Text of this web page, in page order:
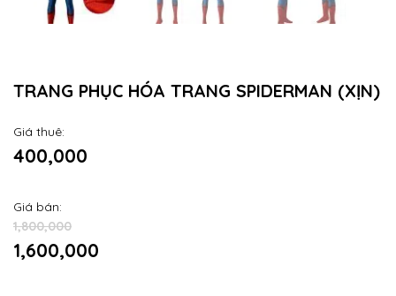
TRANG PHỤC HÓA TRANG SPIDERMAN (XỊN)
Giá thuê:
400,000
Giá bán:
1,800,000
1,600,000